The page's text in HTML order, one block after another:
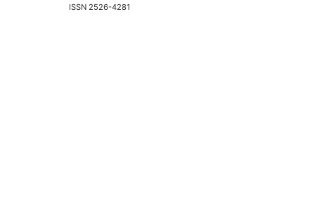
ISSN 2526-4281